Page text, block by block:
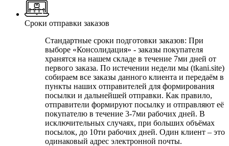
Сроки отправки заказов
Стандартные сроки подготовки заказов: При
выборе «Консолидация» - заказы покупателя
хранятся на нашем складе в течение 7ми дней от
первого заказа. По истечении недели мы (tkani.site)
собираем все заказы данного клиента и передаём в
пункты наших отправителей для формирования
посылки и дальнейшей отправки. Как правило,
отправители формируют посылку и отправляют её
покупателю в течение 3-7ми рабочих дней. В
исключительных случаях, при больших объёмах
посылок, до 10ти рабочих дней. Один клиент – это
одинаковый адрес электронной почты.